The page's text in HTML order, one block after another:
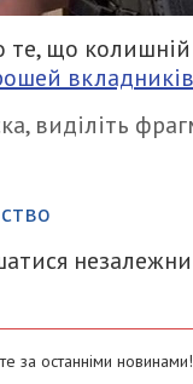
що колишній
виділіть
за останніми новинами!